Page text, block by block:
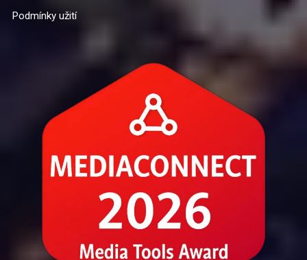
Podmínky užití